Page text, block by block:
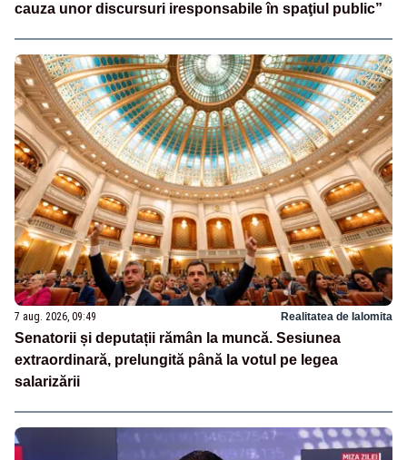
cauza unor discursuri iresponsabile în spaţiul public”
7 aug. 2026, 09:49 Realitatea de Ialomita
Senatorii și deputații rămân la muncă. Sesiunea
extraordinară, prelungită până la votul pe legea
salarizării